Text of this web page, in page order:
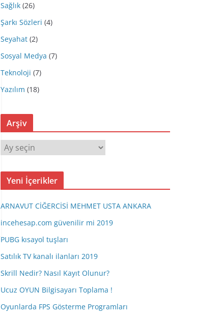
Sağlık (26)
Şarkı Sözleri (4)
Seyahat (2)
Sosyal Medya (7)
Teknoloji (7)
Yazılım (18)
Arşiv
r
ş
Yeni İçerikler
ARNAVUT CİĞERCİSİ MEHMET USTA ANKARA
incehesap.com güvenilir mi 2019
PUBG kısayol tuşları
Satılık TV kanalı ilanları 2019
Skrill Nedir? Nasıl Kayıt Olunur?
Ucuz OYUN Bilgisayarı Toplama !
Oyunlarda FPS Gösterme Programları